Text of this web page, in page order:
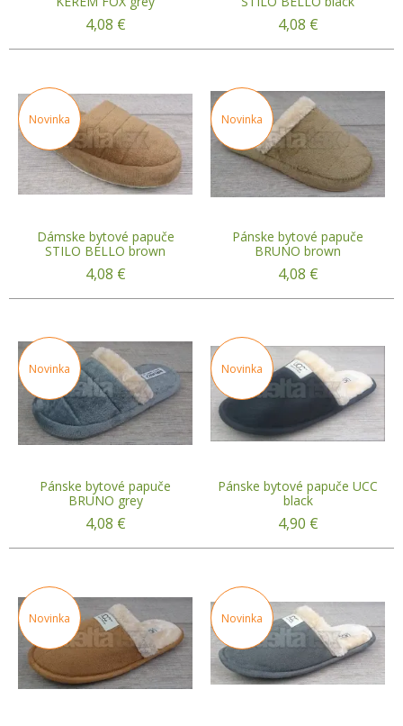
4,08 € 4,08 €
Novinka
Dámske bytové papuče
STILO BELLO brown
4,08 €
Novinka
Pánske bytové papuče
BRUNO brown
4,08 €
Novinka
Pánske bytové papuče
BRUNO grey
4,08 €
Novinka
Pánske bytové papuče UCC
black
4,90 €
Novinka Novinka